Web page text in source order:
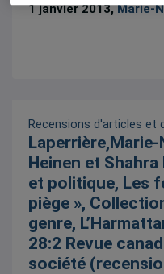
1 janvier 2013,Marie-
Recensions d'articles et
Heinen et
et politique, Les
piège »,
genre,
28:2 Revue
société